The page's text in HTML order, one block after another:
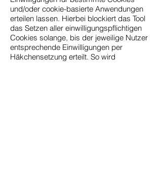
und/oder cookie-basierte Anwendungen
erteilen lassen. Hierbei blockiert das Tool
das Setzen aller einwilligungspflichtigen
Cookies solange, bis der jeweilige Nutzer
entsprechende Einwilligungen per
Häkchensetzung erteilt. So wird